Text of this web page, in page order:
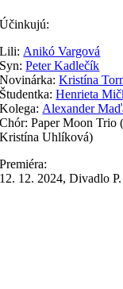
Účinkujú:
Lili: Anikó Vargová
Syn:Peter Kadlečík
Novinárka:Kristína
Študentka:Henrieta
Kolega: Alexander
Chór: Paper Moon Trio
Kristína Uhlíková)
Premiéra:
‍12. 12. 2024, Divadlo